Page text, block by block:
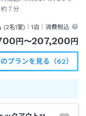
７分
(2名1室)｜1泊 ｜消費税込
円〜207,200円
プランを見る（62）